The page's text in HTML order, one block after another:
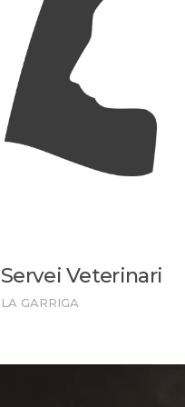
Servei Veterinari
LA GARRIGA